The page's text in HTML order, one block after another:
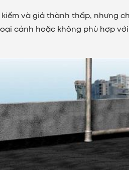
và giá thành thấp, nhưng
cảnh hoặc không phù hợp